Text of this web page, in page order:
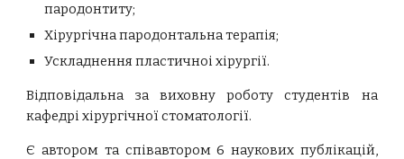
пародонтиту;
Хірургічна пародонтальна терапія;
Ускладнення пластичноі хірургії.
Відповідальна за виховну роботу студентів на
кафедрі хірургічної стоматології.
Є автором та співавтором 6 наукових публікацій,